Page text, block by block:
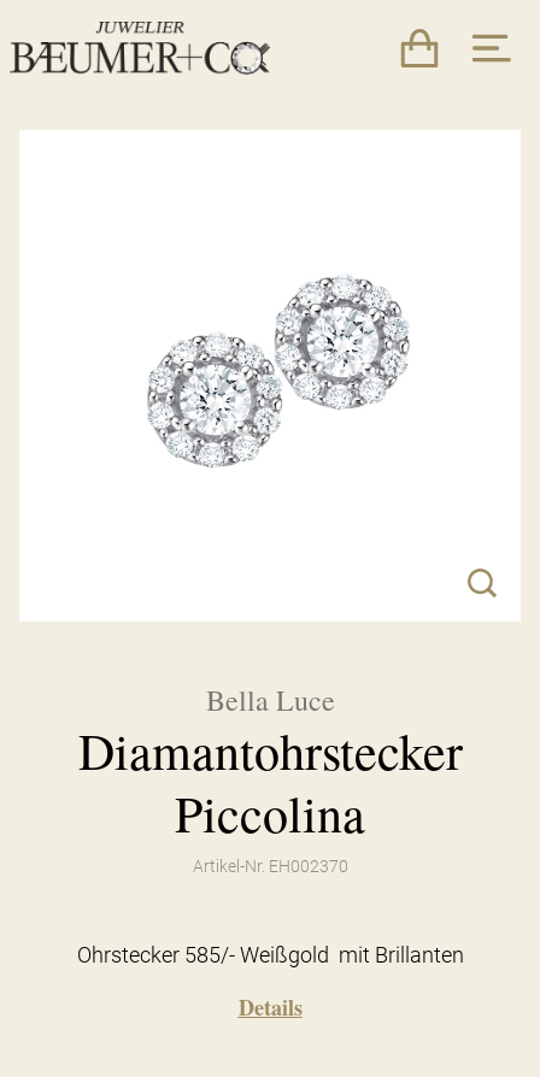
Bella Luce
Diamantohrstecker
Piccolina
Artikel-Nr. EH002370
Ohrstecker 585/- Weißgold mit Brillanten
Details